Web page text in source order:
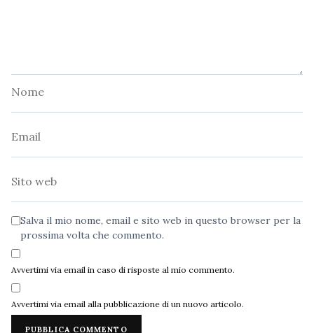
Salva il mio nome, email e sito web in questo browser per la
prossima volta che commento.
Avvertimi via email in caso di risposte al mio commento.
Avvertimi via email alla pubblicazione di un nuovo articolo.